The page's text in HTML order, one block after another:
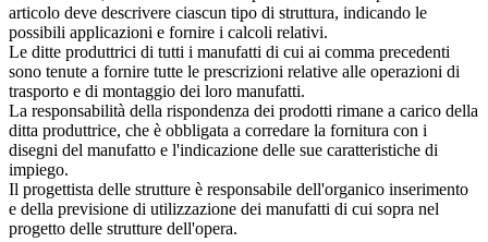
articolo deve descrivere ciascun tipo di struttura, indicando le
possibili applicazioni e fornire i calcoli relativi.
Le ditte produttrici di tutti i manufatti di cui ai comma precedenti
sono tenute a fornire tutte le prescrizioni relative alle operazioni di
trasporto e di montaggio dei loro manufatti.
La responsabilità della rispondenza dei prodotti rimane a carico della
ditta produttrice, che è obbligata a corredare la fornitura con i
disegni del manufatto e l'indicazione delle sue caratteristiche di
impiego.
Il progettista delle strutture è responsabile dell'organico inserimento
e della previsione di utilizzazione dei manufatti di cui sopra nel
progetto delle strutture dell'opera.